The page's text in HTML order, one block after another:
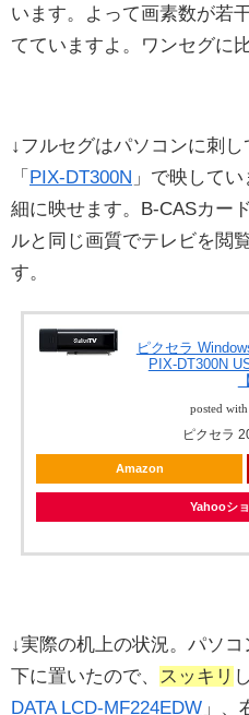
います。よって画素数が若
てていますよ。ワンセグに
↓フルセグはパソコンに刺
「 PIX-DT300N 」で映して
細に映せます。B-CASカー
ルと同じ画質でテレビを閲
す。
ピクセラ
PIX-DT300N
posted with
ピクセラ
Amazon
Yahooシ
↓実際の机上の状況。パソ
下に置いたので、 スッキリ
DATA LCD-MF224EDW 」、